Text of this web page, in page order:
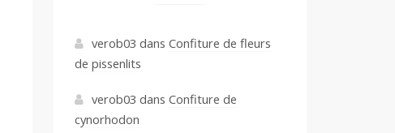
verob03 dans Confiture de fleurs
de pissenlits
verob03 dans Confiture de
cynorhodon